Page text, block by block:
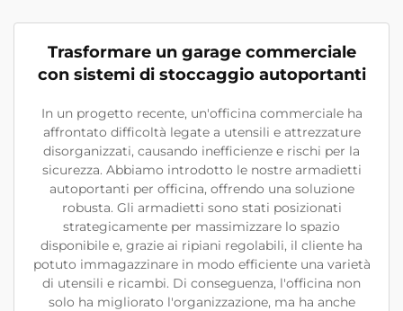
Trasformare un garage commerciale
con sistemi di stoccaggio autoportanti
In un progetto recente, un'officina commerciale ha
affrontato difficoltà legate a utensili e attrezzature
disorganizzati, causando inefficienze e rischi per la
sicurezza. Abbiamo introdotto le nostre armadietti
autoportanti per officina, offrendo una soluzione
robusta. Gli armadietti sono stati posizionati
strategicamente per massimizzare lo spazio
disponibile e, grazie ai ripiani regolabili, il cliente ha
potuto immagazzinare in modo efficiente una varietà
di utensili e ricambi. Di conseguenza, l'officina non
solo ha migliorato l'organizzazione, ma ha anche